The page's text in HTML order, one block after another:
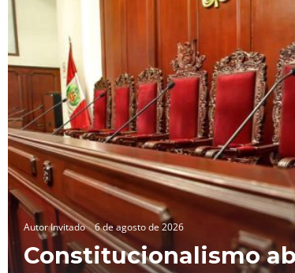
Autor Invitado 6 de agosto de 2026
Constitucionalismo